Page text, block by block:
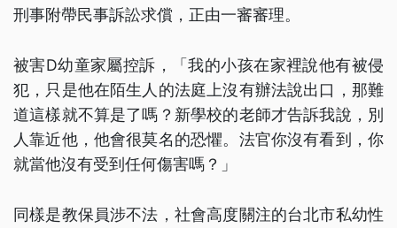
刑事附帶民事訴訟求償，正由一審審理。
被害D幼童家屬控訴，「我的小孩在家裡說他有被侵
犯，只是他在陌生人的法庭上沒有辦法說出口，那難
道這樣就不算是了嗎？新學校的老師才告訴我說，別
人靠近他，他會很莫名的恐懼。法官你沒有看到，你
就當他沒有受到任何傷害嗎？」
同樣是教保員涉不法，社會高度關注的台北市私幼性